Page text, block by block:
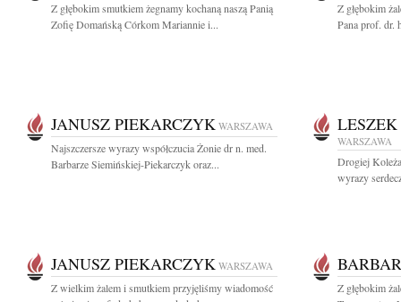
Z głębokim smutkiem żegnamy kochaną naszą Panią
Zofię Domańską Córkom Mariannie i...
Z głębokim
Pana prof. dr.
JANUSZ PIEKARCZYK WARSZAWA
Najszczersze wyrazy współczucia Żonie dr n. med.
Barbarze Siemińskiej-Piekarczyk oraz...
WARSZAWA
Drogiej
wyrazy
JANUSZ PIEKARCZYK WARSZAWA
Z wielkim żalem i smutkiem przyjęliśmy wiadomość
Z głębokim